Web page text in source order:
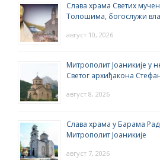
Слава храма Светих
Толошима, богослужи
август 10, 2026
Митрополит Јоаникије у
Светог архиђакона
август 8, 2026
Слава храма у Барама
Митрополит Јоаникије
август 7, 2026